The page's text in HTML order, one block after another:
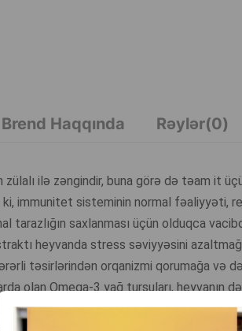
Brend Haqqında Rəylər(0)
ilə zəngindir, buna görə də təam it
ki, immunitet sisteminin normal fəaliyyəti,
tarazlığın saxlanması üçün olduqca
heyvanda stress səviyyəsini
təsirlərindən orqanizmi qorumağa və
olan Omeqa-3 yağ turşuları,
sayəsində, təamın istifadəsi